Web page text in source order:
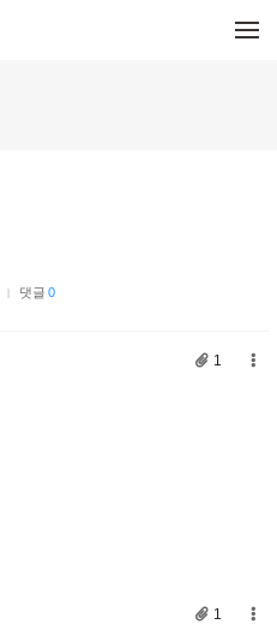
댓글 0
1
1